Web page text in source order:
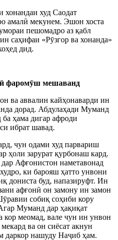
хонандаи худ Саодат
амалӣ мекунем. Эшон хоста
пешомадро аз қабл
саҳифаи «Рӯзгор ва хонанда»
дид.
ӣ фаромӯш мешаванд
ва аввалин кайҳонаварди ин
дорад. Абдулаҳади Муманд
ҳама дигар афроди
ибрат шавад.
чун одами худ парвариш
ҳоли зарурат қурбонаш кард.
Афғонистон наметавонад
ки барояш ҳатто унвони
дониста буд, напазируфт. Ин
афғонӣ он замону ин замон
ӯравии собиқ соҳиби кору
Муманд дар ҳақиқат
кор меомад, вале чун ин унвон
ва он сиёсат акнун
даркор нашуду Наҷиб ҳам.